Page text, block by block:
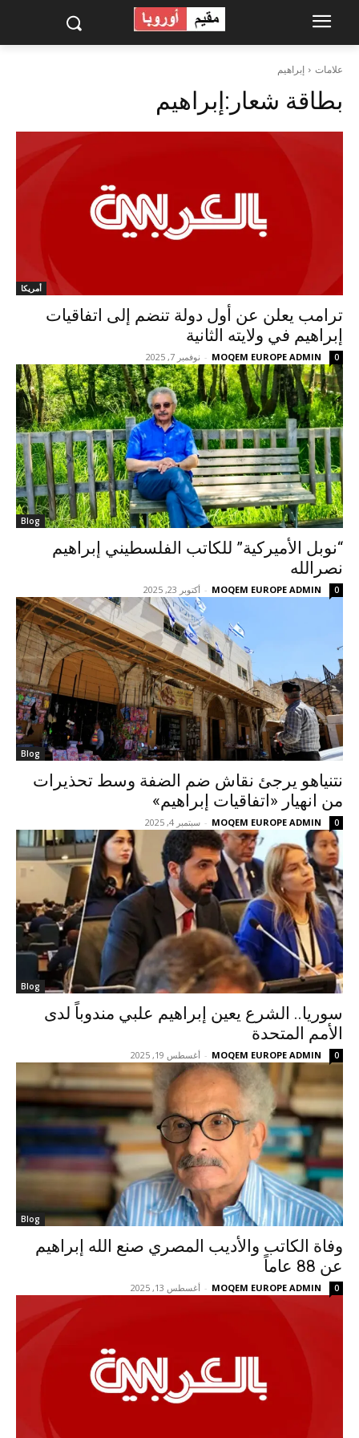
علامات إبراهيم
بطاقة شعار:إبراهيم
أمريكا
ترامب يعلن عن أول دولة تنضم إلى اتفاقيات
إبراهيم في ولايته الثانية
MOQEM EUROPE ADMIN
- نوفمبر 7, 2025 0
Blog
“نوبل الأميركية” للكاتب الفلسطيني إبراهيم
نصرالله
MOQEM EUROPE ADMIN
- أكتوبر 23, 2025 0
Blog
نتنياهو يرجئ نقاش ضم الضفة وسط تحذيرات
من انهيار «اتفاقيات إبراهيم»
MOQEM EUROPE ADMIN
- سبتمبر 4, 2025 0
Blog
سوريا.. الشرع يعين إبراهيم علبي مندوباً لدى
الأمم المتحدة
MOQEM EUROPE ADMIN
- أغسطس 19, 2025 0
Blog
وفاة الكاتب والأديب المصري صنع الله إبراهيم
عن 88 عاماً
MOQEM EUROPE ADMIN
- أغسطس 13, 2025 0